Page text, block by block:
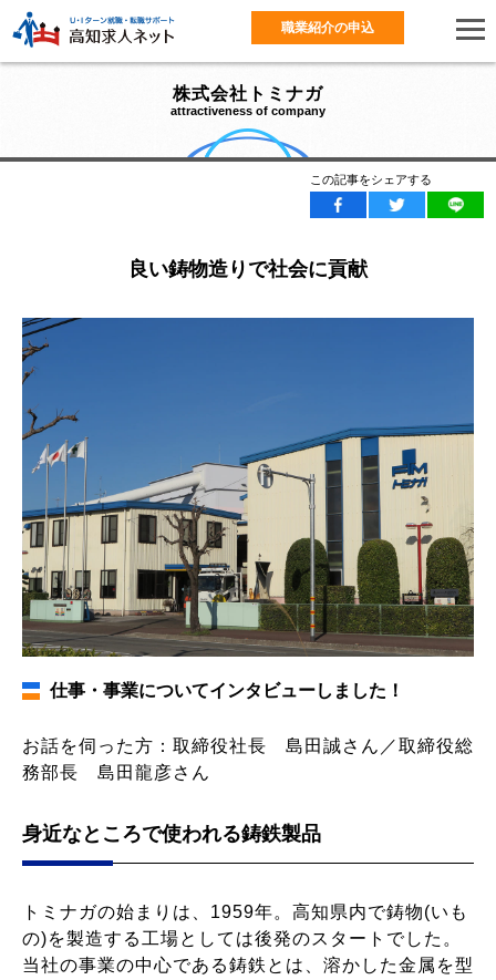
職業紹介の申込
株式会社トミナガ
attractiveness of company
この記事をシェアする
良い鋳物造りで社会に貢献
仕事・事業についてインタビューしました！
お話を伺った方：取締役社長 島田誠さん／取締役総
務部長 島田龍彦さん
身近なところで使われる鋳鉄製品
トミナガの始まりは、1959年。高知県内で鋳物(いも
の)を製造する工場としては後発のスタートでした。
当社の事業の中心である鋳鉄とは、溶かした金属を型